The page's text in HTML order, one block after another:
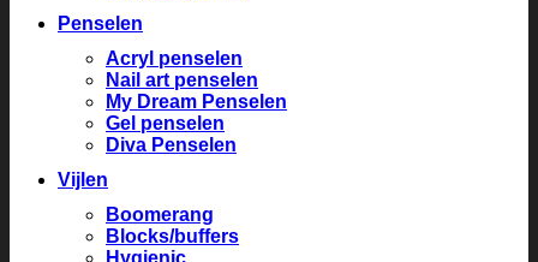
Penselen
Acryl penselen
Nail art penselen
My Dream Penselen
Gel penselen
Diva Penselen
Vijlen
Boomerang
Blocks/buffers
Hygienic